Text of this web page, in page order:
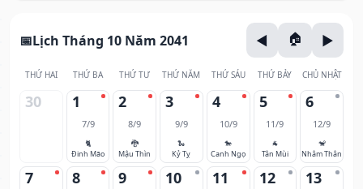
Lịch Tháng 10 Năm 2041
THỨ HAI THỨ BA THỨ TƯ THỨ NĂM THỨ SÁU THỨ BẢY CHỦ NHẬT
30 1
7/9
🐈
Đinh Mão
2
8/9
🐉
Mậu Thìn
3
9/9
🐍
Kỷ Tỵ
4
10/9
🐎
Canh Ngọ
5
11/9
🐐
Tân Mùi
6
12/9
🐒
Nhâm Thân
7 8 9 10 11 12 13